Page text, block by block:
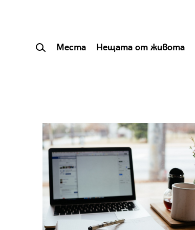
Места Нещата от живота